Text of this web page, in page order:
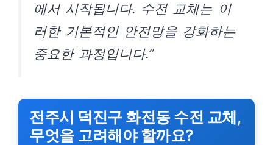
에서 시작됩니다. 수전 교체는 이
러한 기본적인 안전망을 강화하는
중요한 과정입니다.”
전주시 덕진구 화전동 수전 교체,
무엇을 고려해야 할까요?